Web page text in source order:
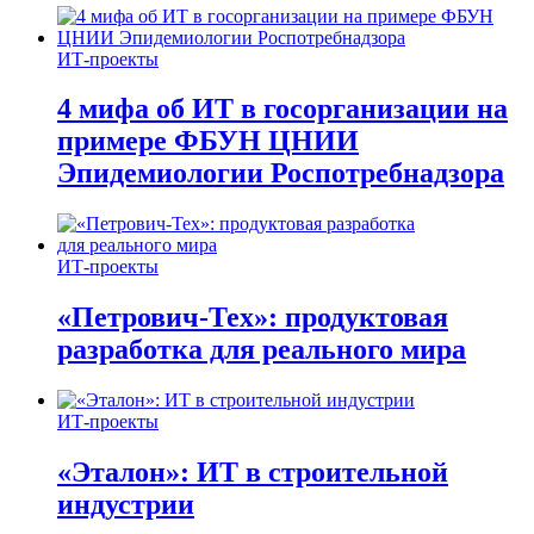
ИТ-проекты
4 мифа об ИТ в госорганизации на
примере ФБУН ЦНИИ
Эпидемиологии Роспотребнадзора
ИТ-проекты
«Петрович-Тех»: продуктовая
разработка для реального мира
ИТ-проекты
«Эталон»: ИТ в строительной
индустрии